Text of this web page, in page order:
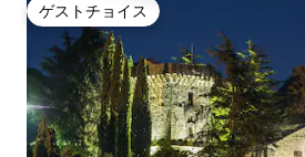
ゲストチョイス
ゲストチョイス